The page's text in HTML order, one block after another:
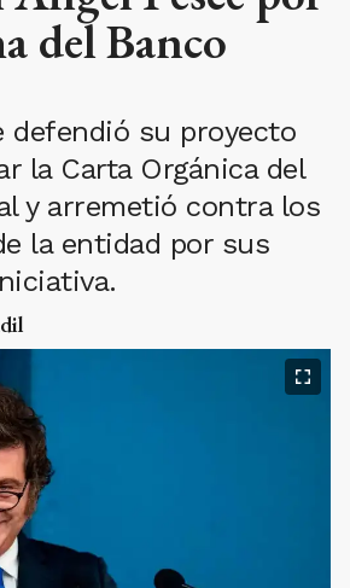
del Banco
defendió su proyecto
la Carta Orgánica del
y arremetió contra los
la entidad por sus